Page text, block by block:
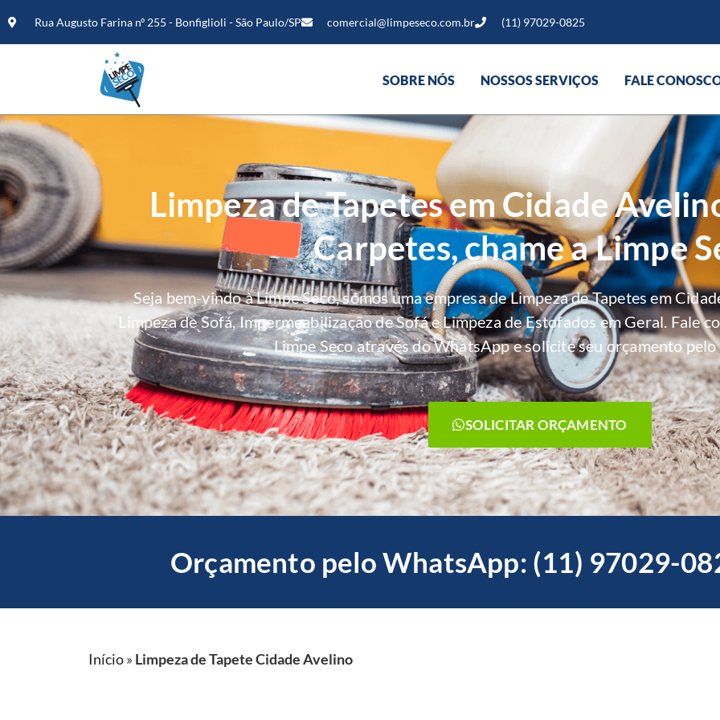
Rua Augusto Farina nº 255 - Bonfiglioli - São Paulo/SP comercial@limpeseco.com.br (11) 97029-0825
SOBRE NÓS NOSSOS SERVIÇOS FALE
Limpeza de Tapetes em Cidade
Carpetes, chame a Limpe
Seja bem-vindo à Limpe Seco, somos uma empresa de Limpeza de Tapetes em
Limpeza de Sofá, Impermeabilização de Sofá e Limpeza de Estofados em Geral. Fale
Limpe Seco através do WhatsApp e solicite seu orçamento
SOLICITAR ORÇAMENTO
Orçamento pelo WhatsApp: (11) 97029-
Início» Limpeza de Tapete Cidade Avelino